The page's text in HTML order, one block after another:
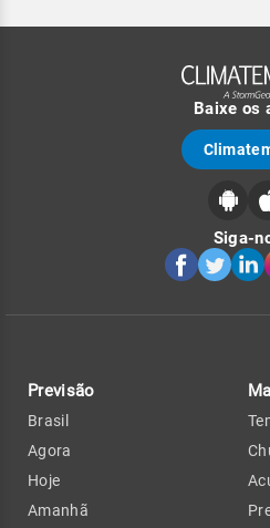
Baixe os
Siga-
Previsão
Brasil
Agora
Hoje
Amanhã